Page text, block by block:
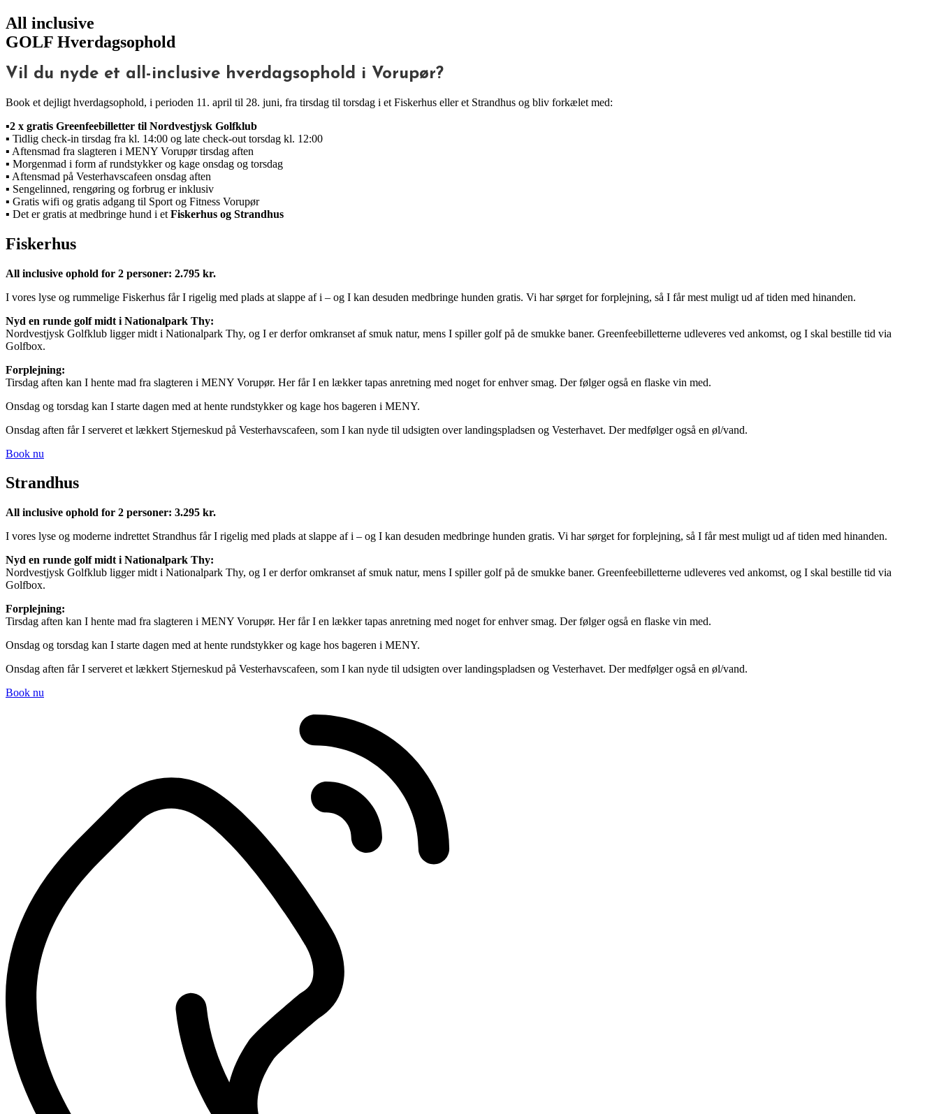
All inclusive
GOLF Hverdagsophold
Vil du nyde et all-inclusive hverdagsophold i Vorupør?
Book et dejligt hverdagsophold, i perioden 11. april til 28. juni, fra tirsdag til torsdag i et Fiskerhus eller et Strandhus og bliv forkælet med:
▪️2 x gratis Greenfeebilletter til Nordvestjysk Golfklub
▪️ Tidlig check-in tirsdag fra kl. 14:00 og late check-out torsdag kl. 12:00
▪️ Aftensmad fra slagteren i MENY Vorupør tirsdag aften
▪️ Morgenmad i form af rundstykker og kage onsdag og torsdag
▪️ Aftensmad på Vesterhavscafeen onsdag aften
▪️ Sengelinned, rengøring og forbrug er inklusiv
▪️ Gratis wifi og gratis adgang til Sport og Fitness Vorupør
▪️ Det er gratis at medbringe hund i et Fiskerhus og Strandhus
Fiskerhus
All inclusive ophold for 2 personer: 2.795 kr.
I vores lyse og rummelige Fiskerhus får I rigelig med plads at slappe af i – og I kan desuden medbringe hunden gratis. Vi har sørget for forplejning, så I får mest muligt ud af tiden med hinanden.
Nyd en runde golf midt i Nationalpark Thy:
Nordvestjysk Golfklub ligger midt i Nationalpark Thy, og I er derfor omkranset af smuk natur, mens I spiller golf på de smukke baner. Greenfeebilletterne udleveres ved ankomst, og I skal bestille tid via
Golfbox.
Forplejning:
Tirsdag aften kan I hente mad fra slagteren i MENY Vorupør. Her får I en lækker tapas anretning med noget for enhver smag. Der følger også en flaske vin med.
Onsdag og torsdag kan I starte dagen med at hente rundstykker og kage hos bageren i MENY.
Onsdag aften får I serveret et lækkert Stjerneskud på Vesterhavscafeen, som I kan nyde til udsigten over landingspladsen og Vesterhavet. Der medfølger også en øl/vand.
Book nu
Strandhus
All inclusive ophold for 2 personer: 3.295 kr.
I vores lyse og moderne indrettet Strandhus får I rigelig med plads at slappe af i – og I kan desuden medbringe hunden gratis. Vi har sørget for forplejning, så I får mest muligt ud af tiden med hinanden.
Nyd en runde golf midt i Nationalpark Thy:
Nordvestjysk Golfklub ligger midt i Nationalpark Thy, og I er derfor omkranset af smuk natur, mens I spiller golf på de smukke baner. Greenfeebilletterne udleveres ved ankomst, og I skal bestille tid via
Golfbox.
Forplejning:
Tirsdag aften kan I hente mad fra slagteren i MENY Vorupør. Her får I en lækker tapas anretning med noget for enhver smag. Der følger også en flaske vin med.
Onsdag og torsdag kan I starte dagen med at hente rundstykker og kage hos bageren i MENY.
Onsdag aften får I serveret et lækkert Stjerneskud på Vesterhavscafeen, som I kan nyde til udsigten over landingspladsen og Vesterhavet. Der medfølger også en øl/vand.
Book nu